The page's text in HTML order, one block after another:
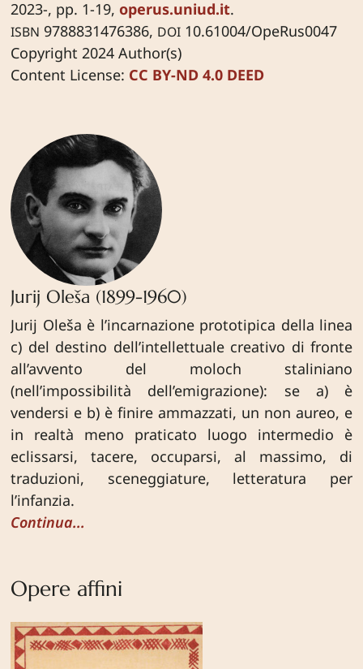
2023-, pp. 1-19, operus.uniud.it.
ISBN 9788831476386, DOI 10.61004/OpeRus0047
Copyright 2024 Author(s)
Content License: CC BY-ND 4.0 DEED
Jurij Oleša (1899-1960)
Jurij Oleša è l’incarnazione prototipica della linea
c) del destino dell’intellettuale creativo di fronte
all’avvento del moloch staliniano
(nell’impossibilità dell’emigrazione): se a) è
vendersi e b) è finire ammazzati, un non aureo, e
in realtà meno praticato luogo intermedio è
eclissarsi, tacere, occuparsi, al massimo, di
traduzioni, sceneggiature, letteratura per
l’infanzia.
Continua...
Opere affini